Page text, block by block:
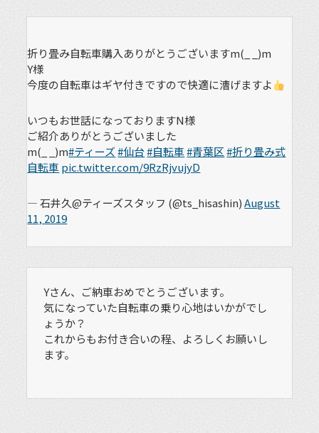
折り畳み自転車購入ありがとうございますm(_ _)m
Y様
今度の自転車はギヤ付きですので快適に漕げますよ
いつもお世話になっておりますN様
ご紹介ありがとうございました
m(_ _)m#ティーズ#仙台#自転車#青葉区 #折り畳み式
自転車pic.twitter.com/9RzRjvujyD
— 石井久@ティーズスタッフ (@ts_hisashin)August
11, 2019
Yさん、ご納車おめでとうございます。
気になっていた自転車の乗り心地はいかがでし
ょうか？
これからもお付き合いの程、よろしくお願いし
ます。